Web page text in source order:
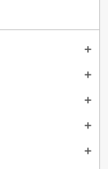
add
add
add
add
add